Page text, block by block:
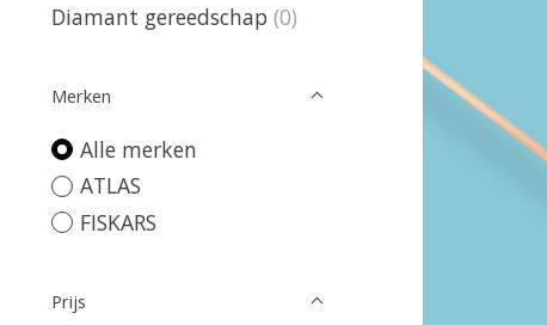
Diamant gereedschap (0)
Merken
Alle merken
ATLAS
FISKARS
Prijs